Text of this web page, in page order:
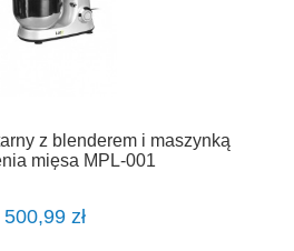
z blenderem i maszynką
mięsa MPL-001
500,99 zł